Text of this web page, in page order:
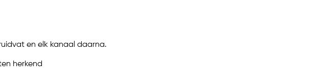
en elk kanaal daarna.
herkend